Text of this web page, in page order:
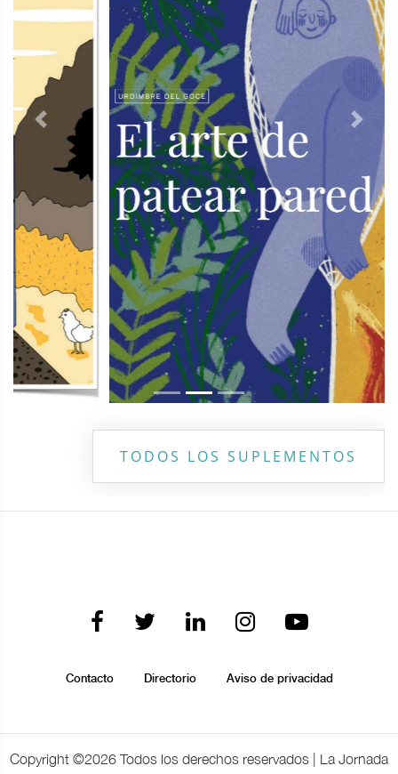
Previous Next
TODOS LOS SUPLEMENTOS
Contacto Directorio Aviso de privacidad
Copyright ©2026 Todos los derechos reservados | La Jornada